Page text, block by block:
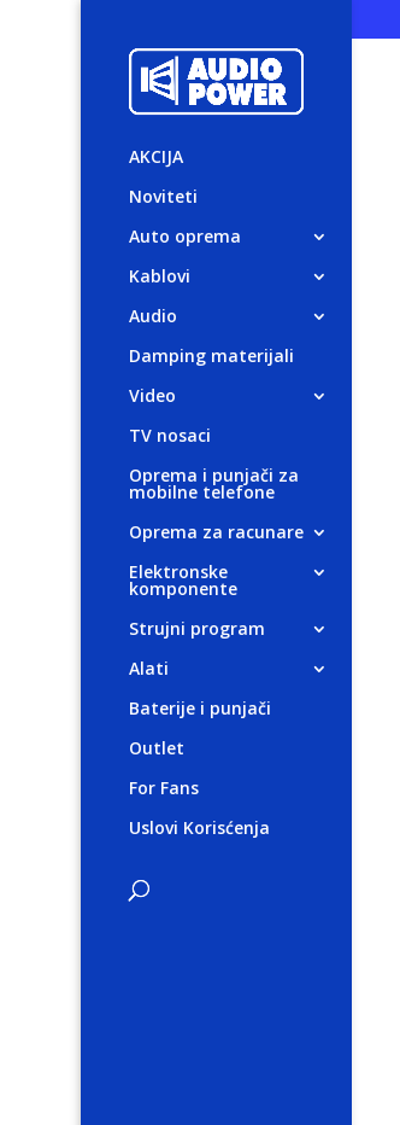
AKCIJA
Noviteti
Auto oprema
Kablovi
Audio
Damping materijali
Video
TV nosaci
Oprema i punjači za
mobilne telefone
Oprema za racunare
Elektronske
komponente
Strujni program
Alati
Baterije i punjači
Outlet
For Fans
Uslovi Korisćenja